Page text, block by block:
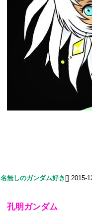
名無しのガンダム好き [] 2015-
孔明ガンダム